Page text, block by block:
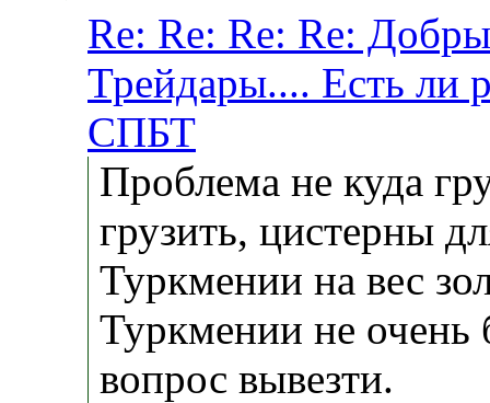
Re: Re: Re: Re:
Трейдары.... Есть ли
СПБТ
Проблема не куда
грузить, цистерны
Туркмении на вес
Туркмении не очень
вопрос вывезти.